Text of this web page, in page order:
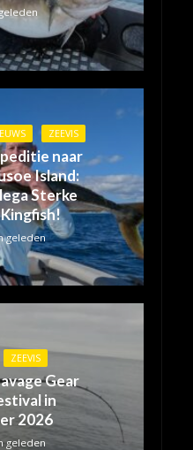
ZEEVIS
naar
Island:
Sterke
geleden
ZEEVIS
Gear
in
2026
geleden